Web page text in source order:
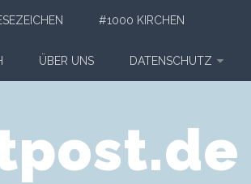
#1000 KIRCHEN
ÜBER UNS DATENSCHUTZ